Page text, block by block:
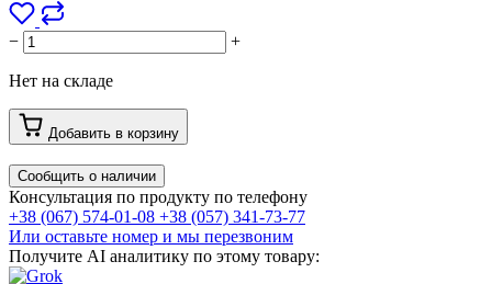
− +
Нет на складе
Добавить в корзину
Сообщить о наличии
Консультация по продукту по телефону
+38 (067) 574-01-08 +38 (057) 341-73-77
Или оставьте номер и мы перезвоним
Получите AI аналитику по этому товару: